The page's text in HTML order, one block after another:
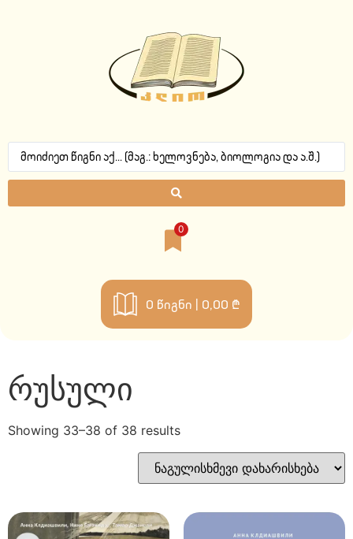
0
0 წიგნი | 0,00 ₾
რუსული
Showing 33–38 of 38 results